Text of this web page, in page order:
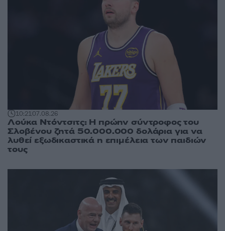
10:2107.08.26
Λούκα Ντόντσιτς: Η πρώην σύντροφος του
Σλοβένου ζητά 50.000.000 δολάρια για να
λυθεί εξωδικαστικά η επιμέλεια των παιδιών
τους